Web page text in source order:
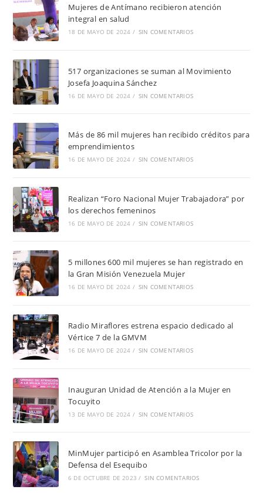
Mujeres de Antímano recibieron atención
integral en salud
18 DE MAYO DE 2024 / SIN COMENTARIOS
517 organizaciones se suman al Movimiento
Josefa Joaquina Sánchez
16 DE MAYO DE 2024 / SIN COMENTARIOS
Más de 86 mil mujeres han recibido créditos para
emprendimientos
16 DE MAYO DE 2024 / SIN COMENTARIOS
Realizan “Foro Nacional Mujer Trabajadora” por
los derechos femeninos
16 DE MAYO DE 2024 / SIN COMENTARIOS
5 millones 600 mil mujeres se han registrado en
la Gran Misión Venezuela Mujer
16 DE MAYO DE 2024 / SIN COMENTARIOS
Radio Miraflores estrena espacio dedicado al
Vértice 7 de la GMVM
16 DE MAYO DE 2024 / SIN COMENTARIOS
Inauguran Unidad de Atención a la Mujer en
Tocuyito
13 DE MAYO DE 2024 / SIN COMENTARIOS
MinMujer participó en Asamblea Tricolor por la
Defensa del Esequibo
6 DE OCTUBRE DE 2023 / SIN COMENTARIOS